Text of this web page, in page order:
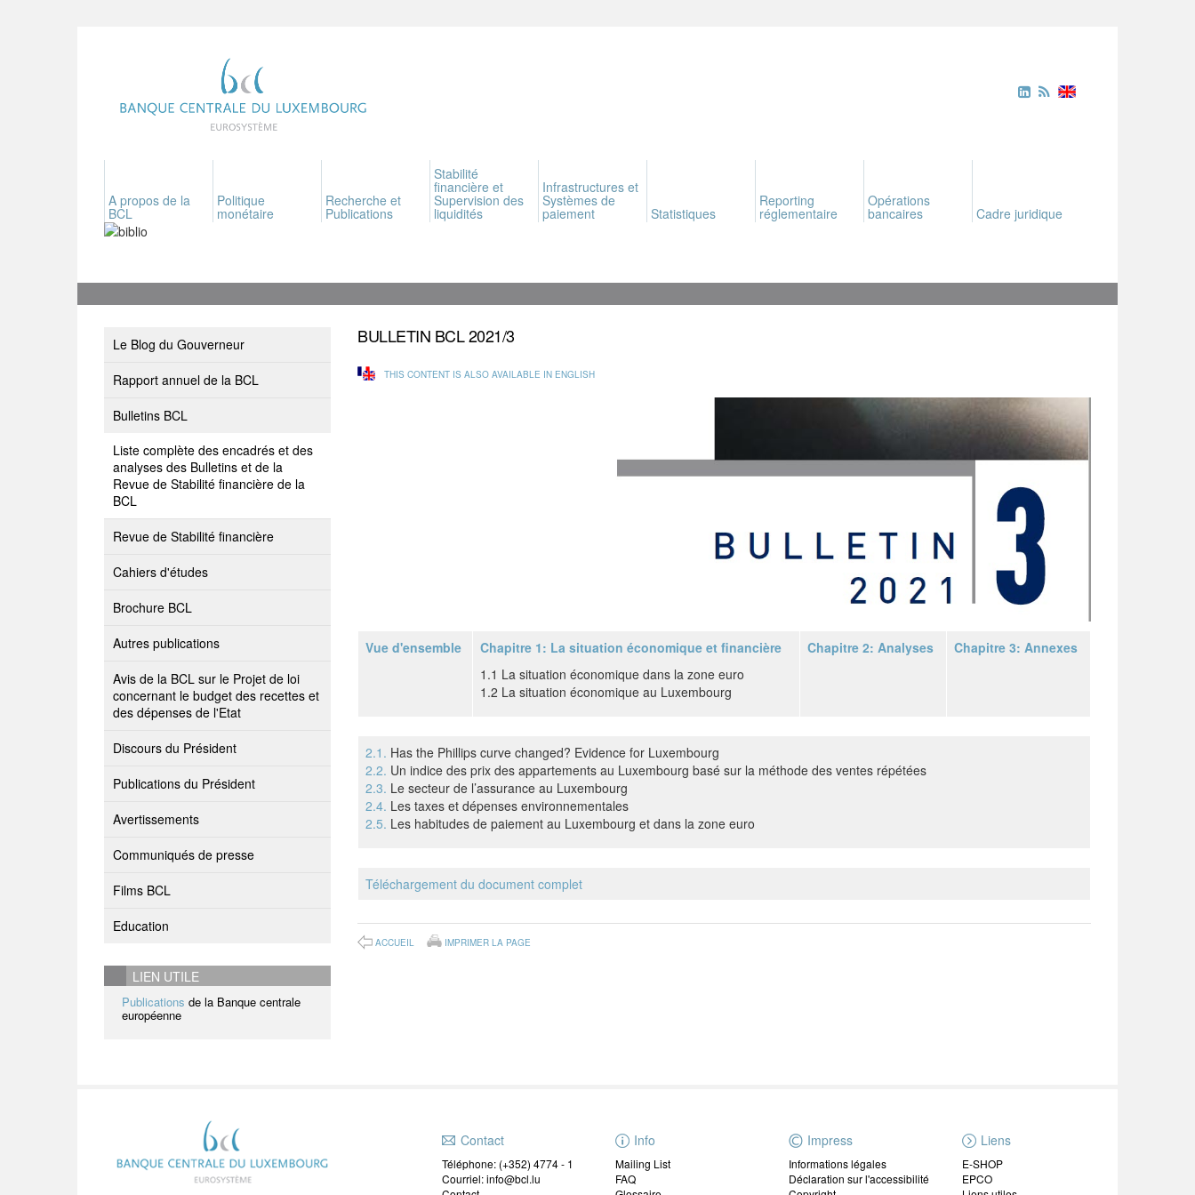
A propos de la
BCL
Politique
monétaire
Recherche et
Publications
Stabilité
financière et
Supervision des
liquidités
Infrastructures et
Systèmes de
paiement Statistiques
Reporting
réglementaire
Opérations
bancaires Cadre juridique
Le Blog du Gouverneur
Rapport annuel de la BCL
Bulletins BCL
Liste complète des encadrés et des
analyses des Bulletins et de la
Revue de Stabilité financière de la
BCL
Revue de Stabilité financière
Cahiers d'études
Brochure BCL
Autres publications
Avis de la BCL sur le Projet de loi
concernant le budget des recettes et
des dépenses de l'Etat
Discours du Président
Publications du Président
Avertissements
Communiqués de presse
Films BCL
Education
LIEN UTILE
Publications de la Banque centrale
européenne
BULLETIN BCL 2021/3
THIS CONTENT IS ALSO AVAILABLE IN ENGLISH
Vue d'ensemble
Chapitre 1: La situation économique et financière
1.1 La situation économique dans la zone euro
1.2 La situation économique au Luxembourg
Chapitre 2: Analyses Chapitre 3: Annexes
2.1. Has the Phillips curve changed? Evidence for Luxembourg
2.2. Un indice des prix des appartements au Luxembourg basé sur la méthode des ventes répétées
2.3. Le secteur de l’assurance au Luxembourg
2.4. Les taxes et dépenses environnementales
2.5. Les habitudes de paiement au Luxembourg et dans la zone euro
Téléchargement du document complet
ACCUEIL IMPRIMER LA PAGE
Contact
Téléphone: (+352) 4774 - 1
Courriel: info@bcl.lu
Info
Mailing List
FAQ
Impress
Informations légales
Déclaration sur l'accessibilité
Liens
E-SHOP
EPCO